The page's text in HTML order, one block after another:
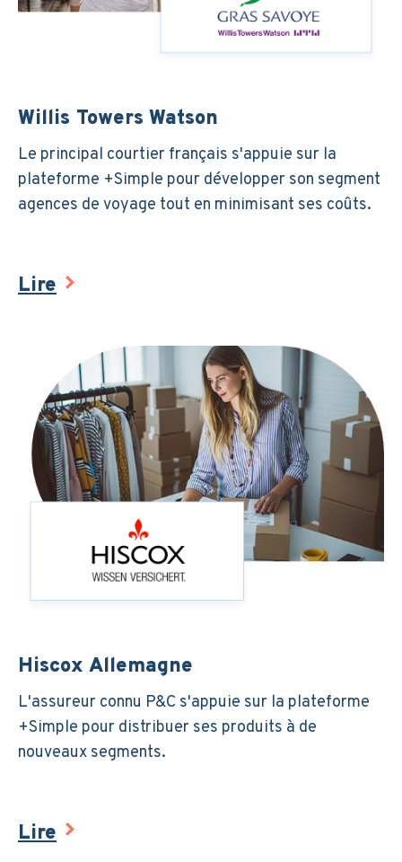
Willis Towers Watson
Le principal courtier français s'appuie sur la
plateforme +Simple pour développer son segment
agences de voyage tout en minimisant ses coûts.
Lire
Hiscox Allemagne
L'assureur connu P&C s'appuie sur la plateforme
+Simple pour distribuer ses produits à de
nouveaux segments.
Lire